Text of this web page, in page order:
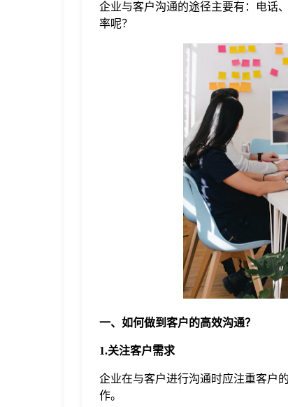
企业与客户沟通的途径主要有：电话
率呢？
一、如何做到客户的高效沟通？
1.关注客户需求
企业在与客户进行沟通时应注重客户
作。